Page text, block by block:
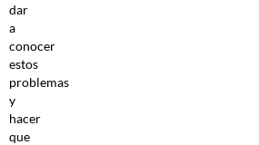
dar
a
conocer
estos
problemas
y
hacer
que